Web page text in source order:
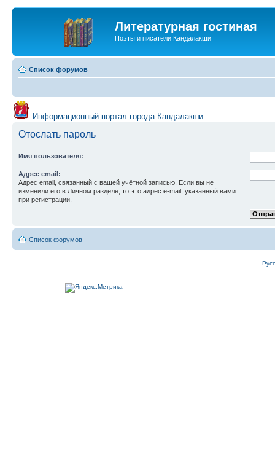
Литературная гостиная
Поэты и писатели Кандалакши
Список форумов
Информационный портал города Кандалакши
Отослать пароль
Имя пользователя:
Адрес email:
Адрес email, связанный с вашей учётной записью. Если вы не
изменили его в Личном разделе, то это адрес e-mail, указанный вами
при регистрации.
Список форумов